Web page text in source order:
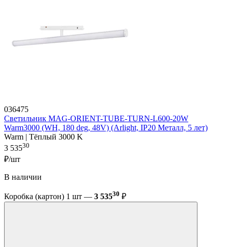
036475
Светильник MAG-ORIENT-TUBE-TURN-L600-20W
Warm3000 (WH, 180 deg, 48V) (Arlight, IP20 Металл, 5 лет)
Warm | Тёплый 3000 K
3 53530
₽/шт
В наличии
Коробка (картон) 1 шт — 3 53530 ₽